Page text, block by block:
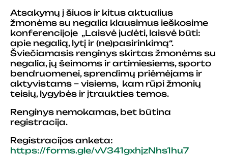
Atsakymų į šiuos ir kitus aktualius
žmonėms su negalia klausimus ieškosime
konferencijoje „Laisvė judėti, laisvė būti:
apie negalią, lytį ir (ne)pasirinkimą“.
Šviečiamasis renginys skirtas žmonėms su
negalia, jų šeimoms ir artimiesiems, sporto
bendruomenei, sprendimų priėmėjams ir
aktyvistams – visiems, kam rūpi žmonių
teisių, lygybės ir įtraukties temos.
Renginys nemokamas, bet būtina
registracija.
Registracijos anketa:
https://forms.gle/vV341gxhjzNhs1hu7